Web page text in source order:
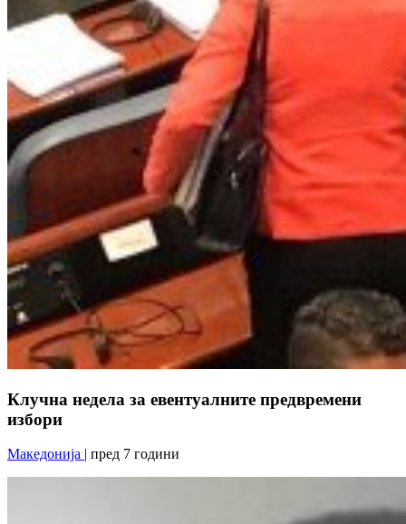
Клучна недела за евентуалните предвремени
избори
Македонија | пред 7 години